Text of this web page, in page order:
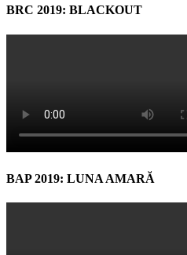
BRC 2019: BLACKOUT
BAP 2019: LUNA AMARĂ